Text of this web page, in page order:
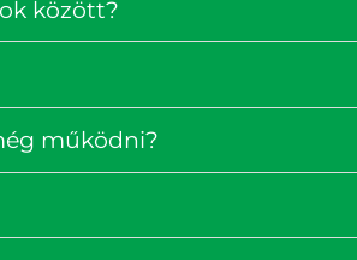
között?
működni?